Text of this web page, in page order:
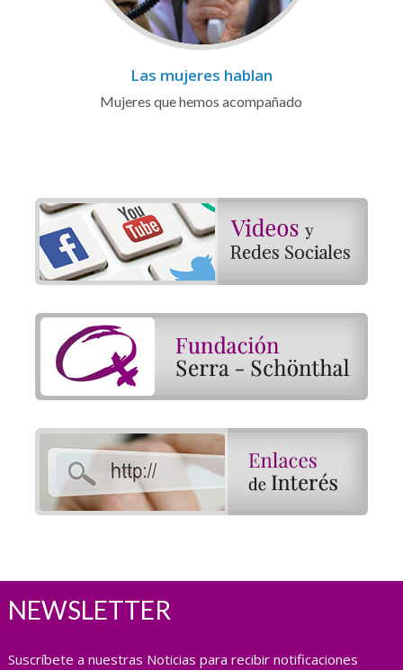
Las mujeres hablan
Mujeres que hemos acompañado
NEWSLETTER
Suscríbete a nuestras Noticias para recibir notificaciones